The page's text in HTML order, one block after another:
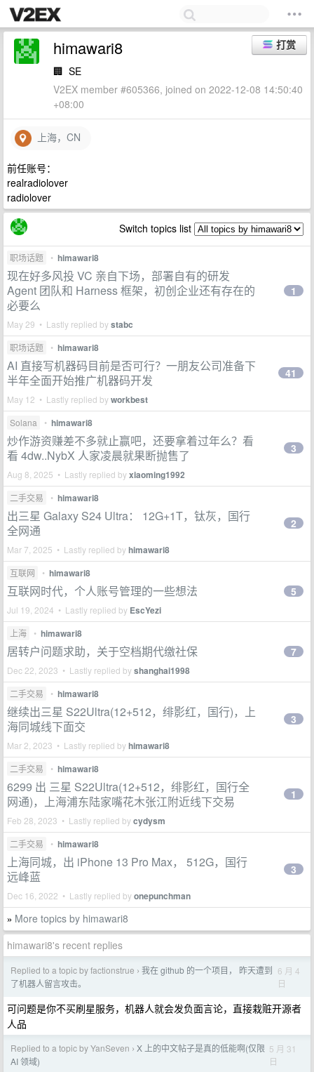
打赏
himawari8
🏢 SE
V2EX member #605366, joined on 2022-12-08 14:50:40
+08:00
上海，CN
前任账号：
realradiolover
radiolover
Switch topics list
职场话题 • himawari8
现在好多风投 VC 亲自下场，部署自有的研发
Agent 团队和 Harness 框架，初创企业还有存在的
必要么
May 29 • Lastly replied bystabc
1
职场话题 • himawari8
AI 直接写机器码目前是否可行？一朋友公司准备下
半年全面开始推广机器码开发
May 12 • Lastly replied byworkbest
41
Solana • himawari8
炒作游资赚差不多就止赢吧，还要拿着过年么？看
看 4dw..NybX 人家凌晨就果断抛售了
Aug 8, 2025 • Lastly replied byxiaoming1992
3
二手交易 • himawari8
出三星 Galaxy S24 Ultra： 12G+1T，钛灰，国行
全网通
Mar 7, 2025 • Lastly replied byhimawari8
2
互联网 • himawari8
互联网时代，个人账号管理的一些想法
Jul 19, 2024 • Lastly replied by EscYezi
5
上海 • himawari8
居转户问题求助，关于空档期代缴社保
Dec 22, 2023 • Lastly replied byshanghai1998
7
二手交易 • himawari8
继续出三星 S22Ultra(12+512，绯影红，国行)，上
海同城线下面交
Mar 2, 2023 • Lastly replied byhimawari8
3
二手交易 • himawari8
6299 出 三星 S22Ultra(12+512，绯影红，国行全
网通)，上海浦东陆家嘴花木张江附近线下交易
Feb 28, 2023 • Lastly replied bycydysm
1
二手交易 • himawari8
上海同城，出 iPhone 13 Pro Max， 512G，国行
远峰蓝
Dec 16, 2022 • Lastly replied byonepunchman
3
» More topics by himawari8
himawari8's recent replies
Replied to a topic by factionstrue › 我在 github 的一个项目， 昨天遭到
了机器人留言攻击。
6 月 4
日
可问题是你不买刷星服务，机器人就会发负面言论，直接栽赃开源者
人品
Replied to a topic by YanSeven › X 上的中文帖子是真的低能啊(仅限
AI 领域)
5 月 31
日